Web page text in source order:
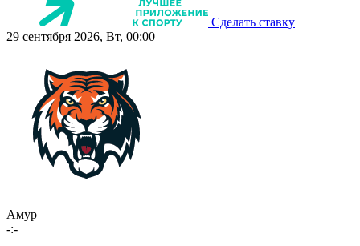
Сделать ставку
29 сентября 2026, Вт, 00:00
Амур
-:-